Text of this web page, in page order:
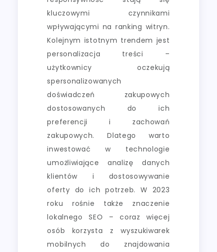
kluczowymi czynnikami
wpływającymi na ranking witryn.
Kolejnym istotnym trendem jest
personalizacja treści –
użytkownicy oczekują
spersonalizowanych
doświadczeń zakupowych
dostosowanych do ich
preferencji i zachowań
zakupowych. Dlatego warto
inwestować w technologie
umożliwiające analizę danych
klientów i dostosowywanie
oferty do ich potrzeb. W 2023
roku rośnie także znaczenie
lokalnego SEO – coraz więcej
osób korzysta z wyszukiwarek
mobilnych do znajdowania